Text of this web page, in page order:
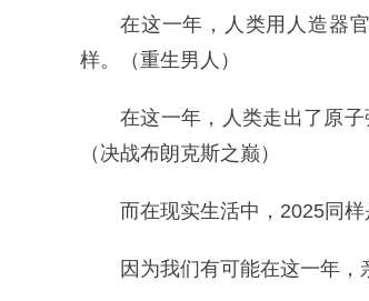
在这一年，人类用人造器
样。（重生男人）
在这一年，人类走出了原
（决战布朗克斯之巅）
而在现实生活中，2025同样
因为我们有可能在这一年，